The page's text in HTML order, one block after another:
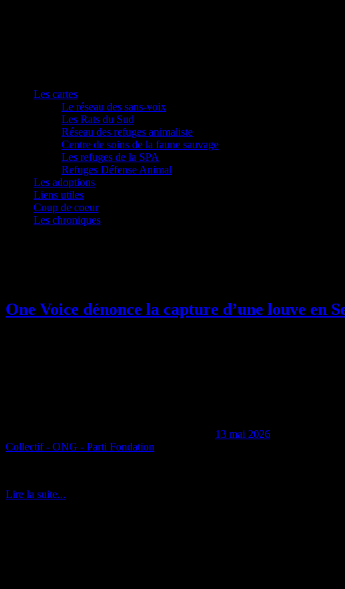
Les cartes
Le réseau des sans-voix
Les Rats du Sud
Réseau des refuges animaliste
Centre de soins de la faune sauvage
Les refuges de la SPA
Refuges Défense Animal
Les adoptions
Liens utiles
Coup de coeur
Les chroniques
One Voice dénonce la capture d’une louve en
13 mai 2026
Collectif - ONG - Parti Fondation
Lire la suite...